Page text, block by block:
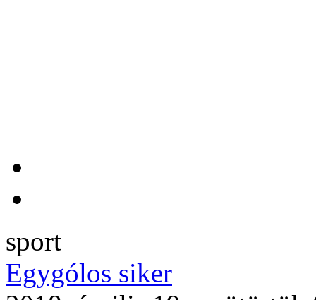
sport
Egygólos siker